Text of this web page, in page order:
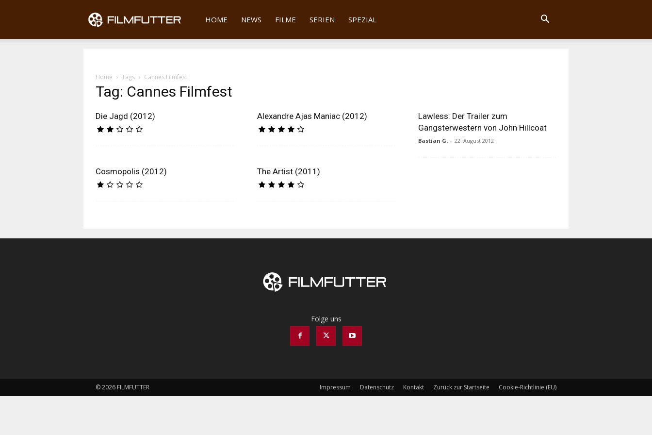
Filmfutter
HOME NEWS FILME SERIEN SPEZIAL
Home Tags Cannes Filmfest
Tag: Cannes Filmfest
Die Jagd (2012) Alexandre Ajas Maniac (2012)
Lawless: Der Trailer zum
Gangsterwestern von John Hillcoat
Bastian G. - 22. August 2012
Cosmopolis (2012) The Artist (2011)
Folge uns
Impressum Datenschutz Kontakt Zurück zur Startseite Cookie-Richtlinie (EU)
© 2026 FILMFUTTER